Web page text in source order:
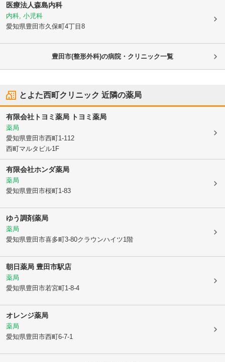
医療法人森島内科
内科, 小児科
愛知県豊田市久保町4丁目8
豊田市(整形外科)の病院・クリニック一覧
とよた西町クリニック 近隣の薬局
有限会社トヨミ薬局 トヨミ薬局
薬局
愛知県豊田市西町1-112
西町マルタビル1F
有限会社ホンダ薬局
薬局
愛知県豊田市桜町1-83
ゆう調剤薬局
薬局
愛知県豊田市喜多町3-80クラウンハイツ1階
朝日薬局 豊田市駅店
薬局
愛知県豊田市若宮町1-8-4
オレンジ薬局
薬局
愛知県豊田市西町6-7-1